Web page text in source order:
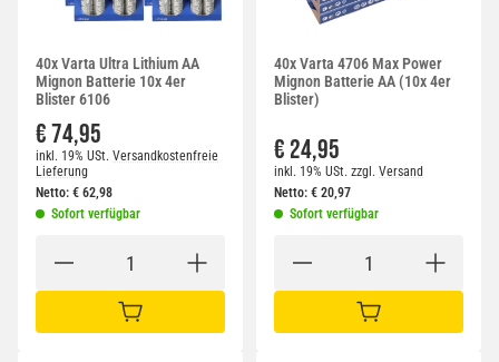
40x Varta Ultra Lithium AA
Mignon Batterie 10x 4er
Blister 6106
€ 74,95
inkl. 19% USt. Versandkostenfreie
Lieferung
Netto: € 62,98
Sofort verfügbar
IN DEN WARENKORB
40x Varta 4706 Max Power
Mignon Batterie AA (10x 4er
Blister)
€ 24,95
inkl. 19% USt. zzgl. Versand
Netto: € 20,97
Sofort verfügbar
IN DEN WARENKORB